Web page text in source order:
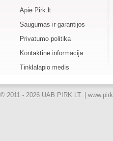
Apie Pirk.lt
Saugumas ir garantijos
Privatumo politika
Kontaktinė informacija
Tinklalapio medis
© 2011 - 2026 UAB PIRK LT. |